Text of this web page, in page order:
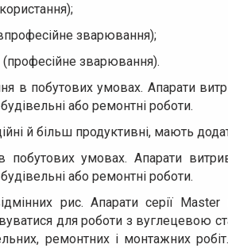
зварювання);
(професійне зварювання).
в побутових умовах. Апарати
або ремонтні роботи.
й більш продуктивні, мають
побутових умовах. Апарати
або ремонтні роботи.
рис. Апарати серії Master
для роботи з вуглецевою
ремонтних і монтажних